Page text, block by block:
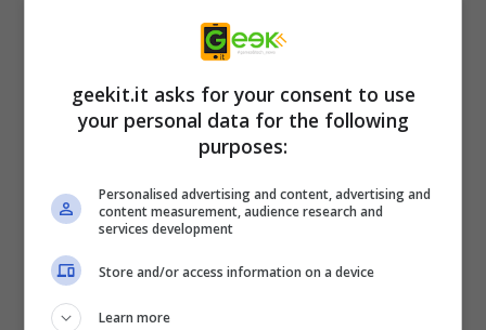
, poiché i giocatori
incontreranno strane creature e personaggi
che possono combattere o potenzialmente
diventare amici. I combattenti ti parleranno
mentre combatti, offrendo opzioni per ridurre
le faide in amicizie con le parole giuste. Vuoi
essere un bruiser sfacciato o un piccante
pacificatore? Sei un dio letterale in questa
terra peculiare, e il mondo è ciò che ne fai!
geekit.it asks for your consent to use
your personal data for the following
purposes:
Personalised advertising and content, advertising and
content measurement, audience research and
services development
Store and/or access information on a device
Learn more